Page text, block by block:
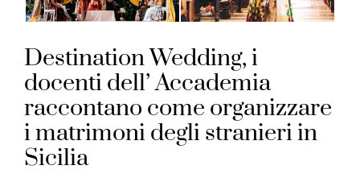
Destination Wedding, i
docenti dell’ Accademia
raccontano come organizzare
i matrimoni degli stranieri in
Sicilia